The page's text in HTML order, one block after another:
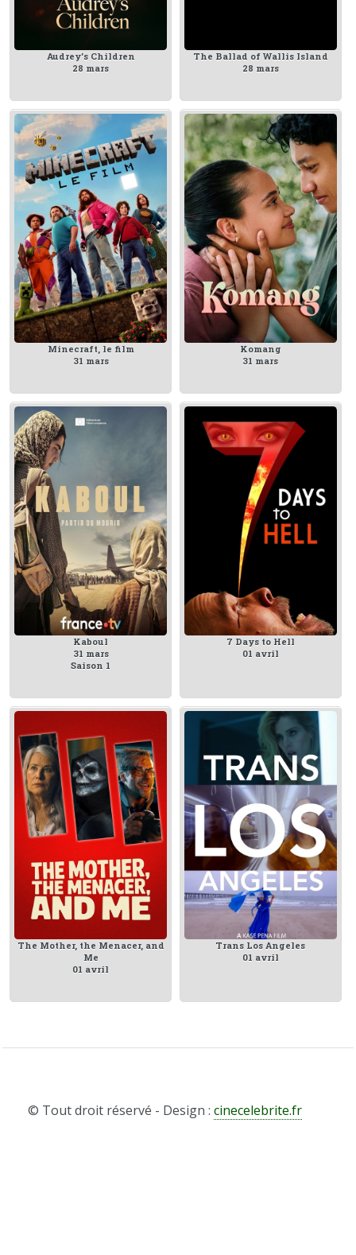
Audrey's Children
28 mars
The Ballad of Wallis Island
28 mars
Minecraft, le film
31 mars
Komang
31 mars
Kaboul
31 mars
Saison 1
7 Days to Hell
01 avril
The Mother, the Menacer, and
Me
01 avril
Trans Los Angeles
01 avril
© Tout droit réservé - Design :cinecelebrite.fr